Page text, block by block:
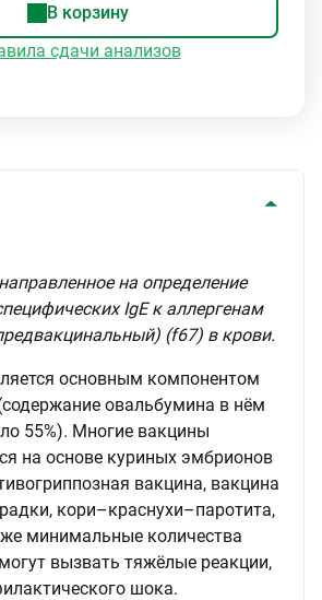
В корзину
сдачи анализов
на определение
IgE к аллергенам
(f67) в крови.
основным компонентом
овальбумина в нём
55%). Многие вакцины
на основе куриных эмбрионов
вакцина, вакцина
кори–краснухи–паротита,
минимальные количества
вызвать тяжёлые реакции,
шока.